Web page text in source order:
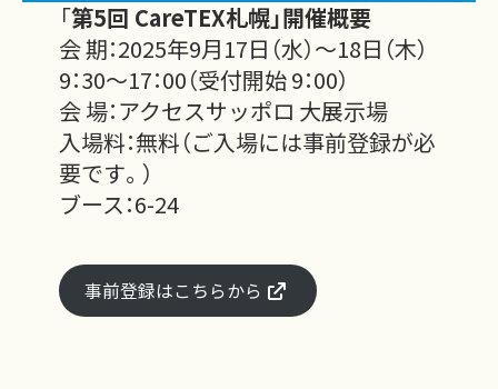
「第5回 CareTEX札幌」開催概要
会 期：2025年9月17日（水）～18日（木）
9：30～17：00（受付開始 9：00）
会 場：アクセスサッポロ 大展示場
入場料：無料（ご入場には事前登録が必
要です。）
ブース：6-24
事前登録はこちらから